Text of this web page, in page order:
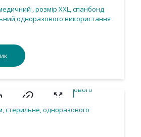
, розмір XXL, спанбонд
використання
стерильне, одноразового